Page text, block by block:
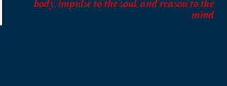
body, impulse to the soul, and reason to the
mind.